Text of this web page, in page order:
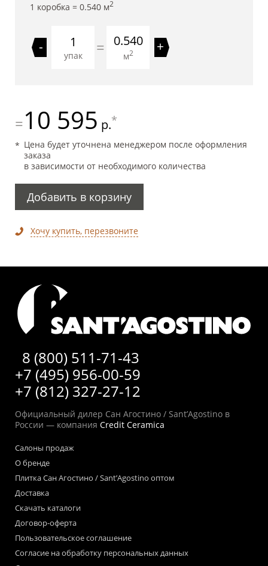
1 коробка = 0.540 м2
-
упак = 0.540
м2 +
=10 595 р.*
Цена будет уточнена менеджером после оформления
заказа
в зависимости от необходимого количества
Добавить в корзину
Хочу купить, перезвоните
8 (800) 511-71-43
+7 (495) 956-00-59
+7 (812) 327-27-12
Официальный дилер Сан Агостино / Sant’Agostino в
России — компания Credit Ceramica
Салоны продаж
О бренде
Плитка Сан Агостино / Sant’Agostino оптом
Доставка
Скачать каталоги
Договор-оферта
Пользовательское соглашение
Согласие на обработку персональных данных